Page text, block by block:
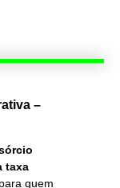
–
taxa
quem